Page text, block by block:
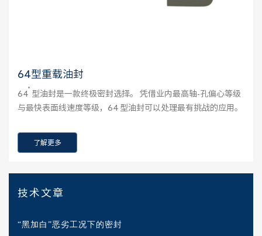
64型重载油封
64
®
型油封是一款终极密封选择。 凭借业内最高轴-孔偏心等级
与最快表面线速度等级，64 型油封可以处理最有挑战的应用。
了解更多
技术文章
“黑加白”恶劣工况下的密封